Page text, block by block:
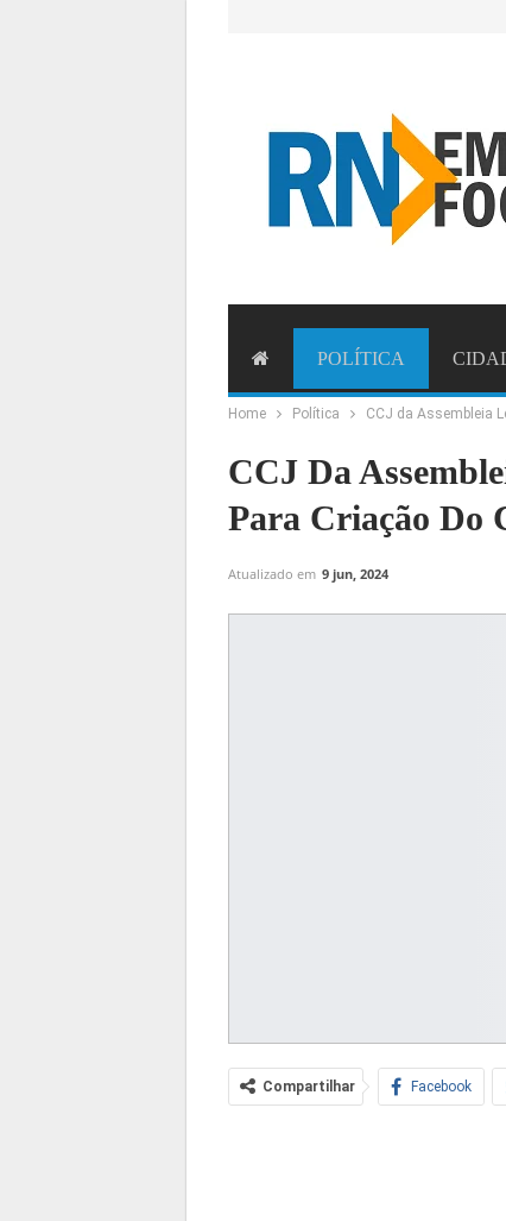
POLÍTICA
ESTADO BRASIL
Home Política CCJ da Assembleia
CCJ Da
Para Criação Do
Atualizado em 9 jun, 2024
Compartilhar Facebook